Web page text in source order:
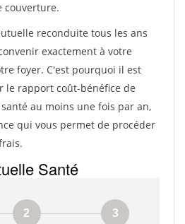
couverture.
reconduite tous les ans
exactement à votre
foyer. C'est pourquoi il est
le rapport coût-bénéfice de
au moins une fois par an,
qui vous permet de procéder